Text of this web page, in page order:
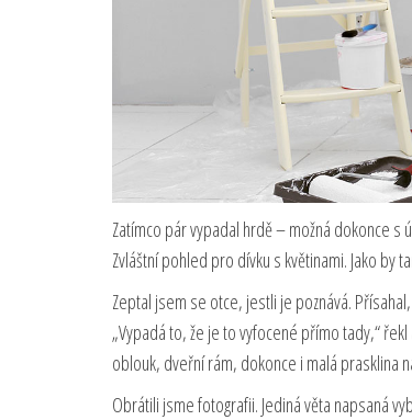
Zatímco pár vypadal hrdě – možná dokonce
Zvláštní pohled pro dívku s květinami. Jako by
Zeptal jsem se otce, jestli je poznává.
„Vypadá to, že je to vyfocené přímo tady,“
oblouk, dveřní rám, dokonce i malá prasklina
Obrátili jsme fotografii. Jediná věta napsaná